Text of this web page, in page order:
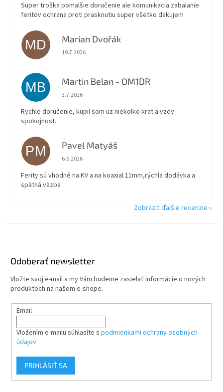
Super troška pomalšie doručenie ale komunikacia zabalanie
feritov ochrana proti prasknutiu super všetko dakujem
MD Marian Dvořák
Hodnotenie obchodu je 5 z 5 hviezdičiek.
19.7.2026
MB Martin Belan - OM1DR
Hodnotenie obchodu je 5 z 5 hviezdičiek.
3.7.2026
Rychle doručenie, kupil som uz niekolko krat a vzdy
spokojnost.
PM Pavel Matyáš
Hodnotenie obchodu je 5 z 5 hviezdičiek.
6.6.2026
Ferity sú vhodné na KV a na koaxial 11mm,rýchla dodávka a
spätná väzba
Zobraziť ďalšie recenzie
Odoberať newsletter
Vložte svoj e-mail a my Vám budeme zasielať informácie o nových
produktoch na našom e-shope.
Email
Vložením e-mailu súhlasíte s podmienkami ochrany osobných
údajov
PRIHLÁSIŤ SA